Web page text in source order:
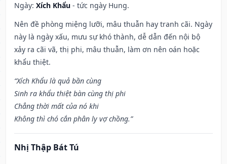
Ngày: Xích Khẩu - tức ngày Hung.
Nên đề phòng miệng lưỡi, mâu thuẫn hay tranh cãi. Ngày
này là ngày xấu, mưu sự khó thành, dễ dẫn đến nội bộ
xảy ra cãi vã, thị phi, mâu thuẫn, làm ơn nên oán hoặc
khẩu thiệt.
“Xích Khẩu là quả bần cùng
Sinh ra khẩu thiệt bàn cùng thị phi
Chẳng thời mất của nó khi
Không thì chó cắn phân ly vợ chồng.”
Nhị Thập Bát Tú